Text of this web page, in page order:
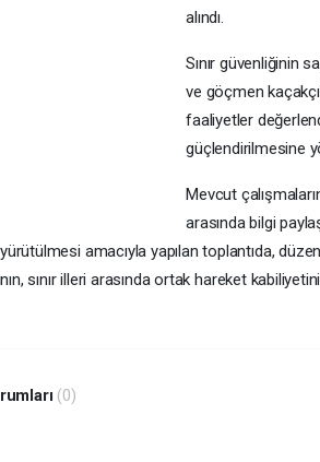
alındı.
Sınır güvenliğinin
ve göçmen
faaliyetler
güçlendirilmesine
Mevcut
arasında bilgi
amacıyla yapılan toplantıda,
sınır illeri arasında ortak hareket
(0)